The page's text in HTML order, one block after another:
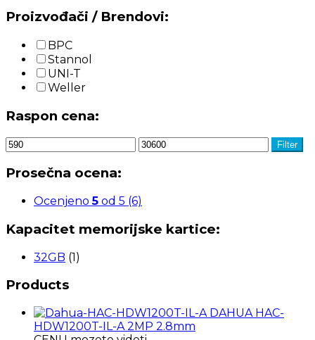
Proizvođači / Brendovi:
BPC
Stannol
UNI-T
Weller
Raspon cena:
Filter
Prosečna ocena:
Ocenjeno5 od 5 (6)
Kapacitet memorijske kartice:
32GB (1)
Products
DAHUA HAC-
HDW1200T-IL-A 2MP 2.8mm